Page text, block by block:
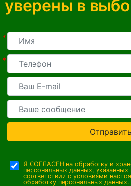
уверены в
*
*
Отправить
Я СОГЛАСЕН на обработку и
персональных данных,
соответствии с условиями
обработку персональных данных.